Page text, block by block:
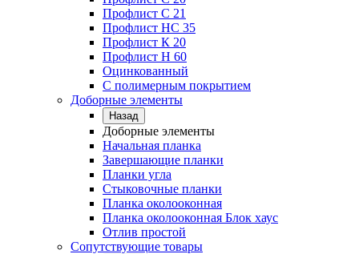
Профлист C 21
Профлист НС 35
Профлист К 20
Профлист Н 60
Оцинкованный
С полимерным покрытием
Доборные элементы
Назад
Доборные элементы
Начальная планка
Завершающие планки
Планки угла
Стыковочные планки
Планка околооконная
Планка околооконная Блок хаус
Отлив простой
Сопутствующие товары